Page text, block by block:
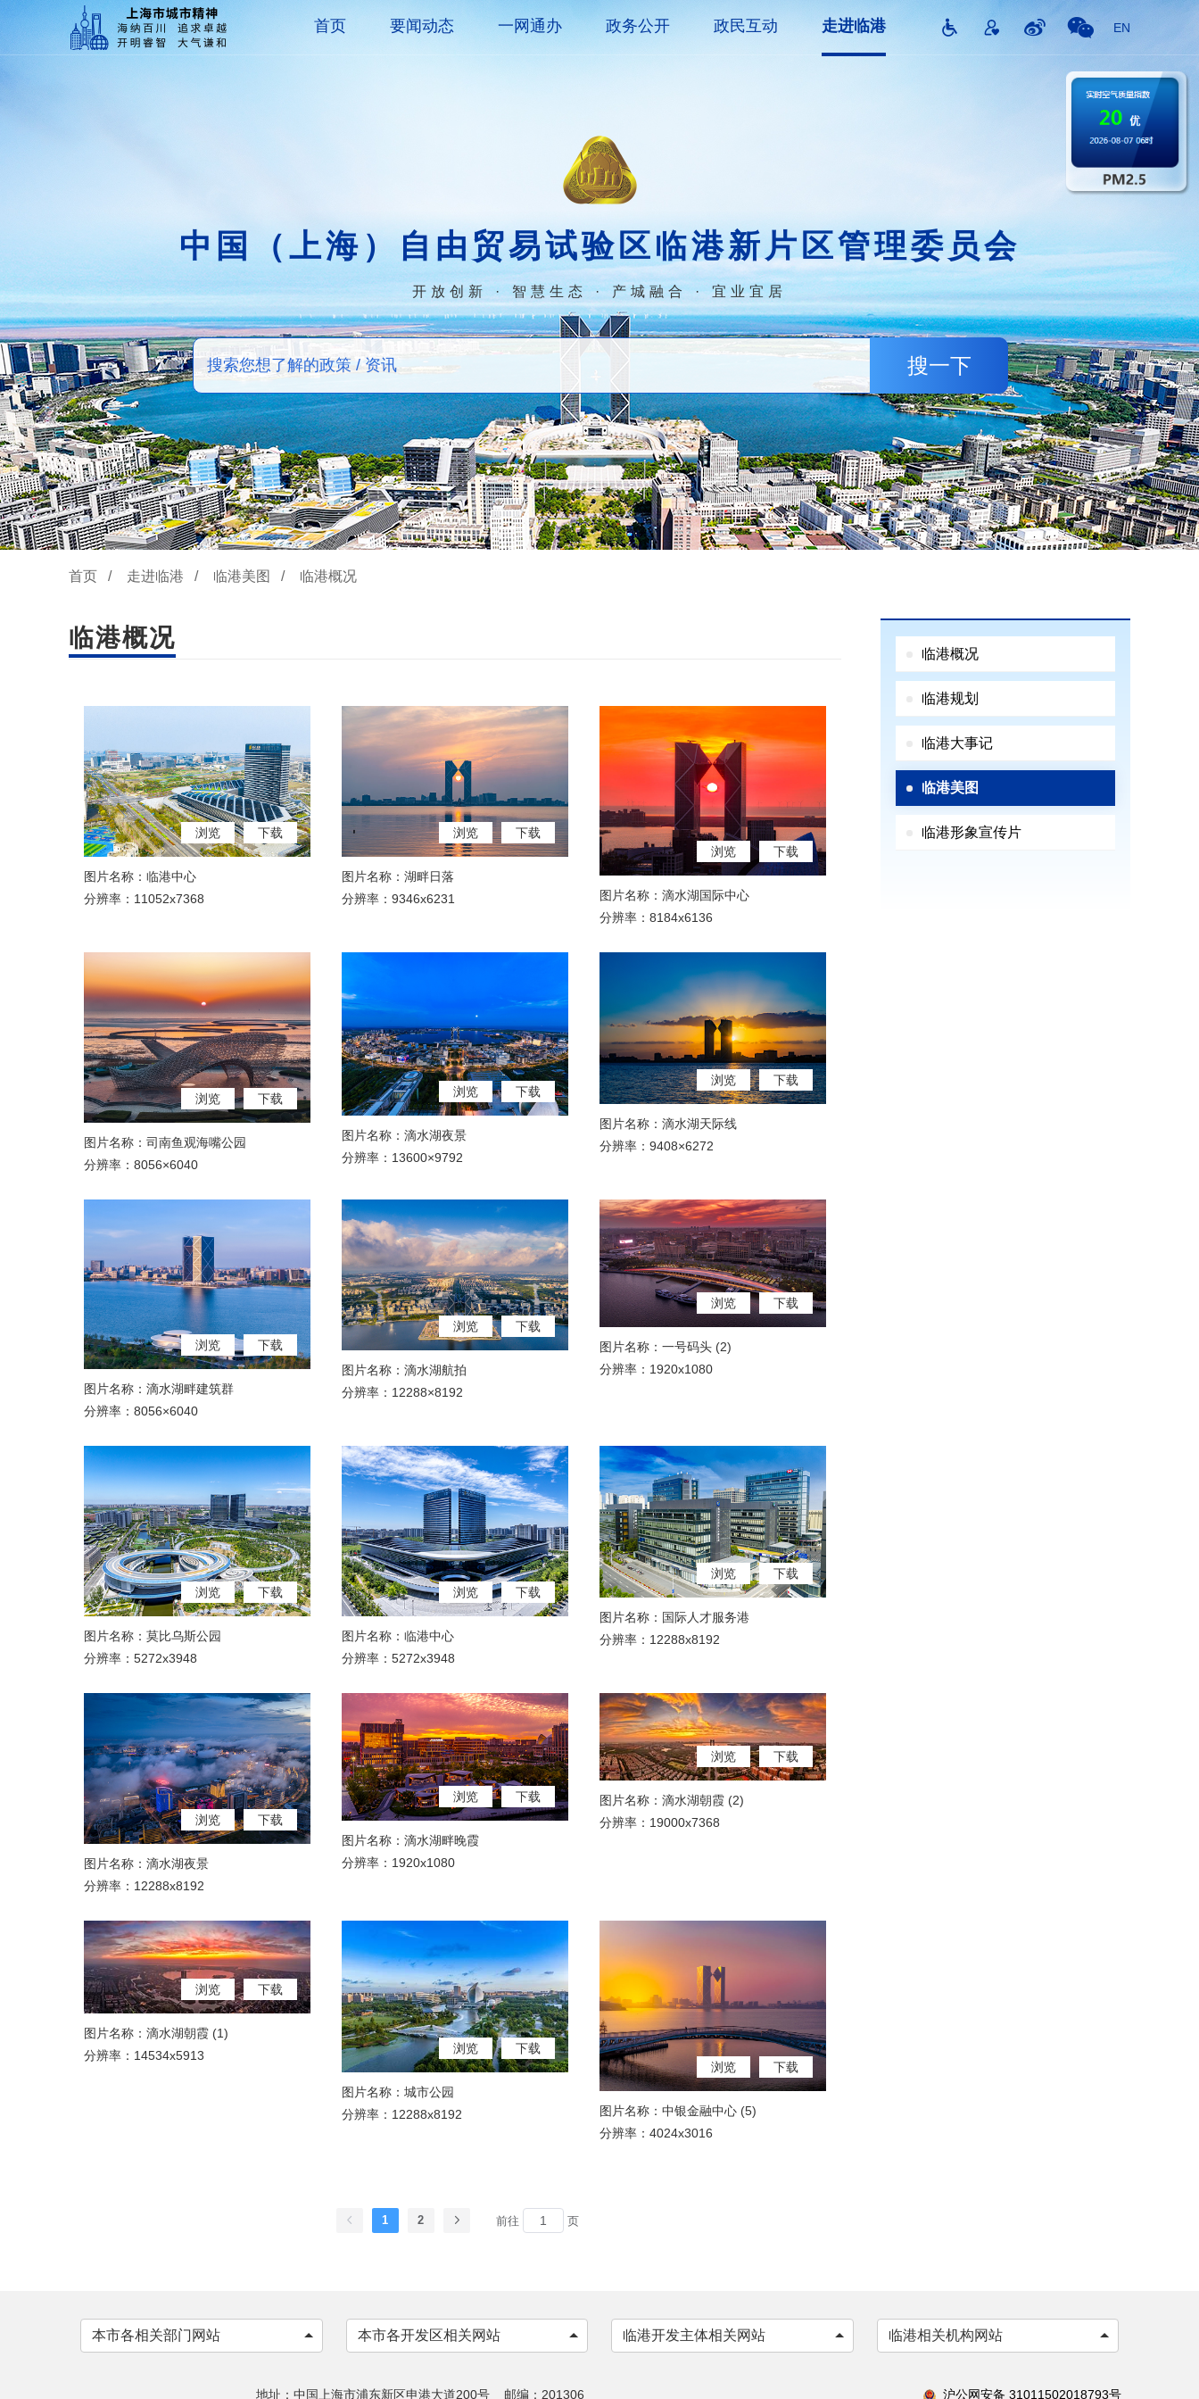
首页 要闻动态 一网通办 政务公开 政民互动 走进临港 EN
中国（上海）自由贸易试验区临港新片区管理委员会
开放创新 · 智慧生态 · 产城融合 · 宜业宜居
首页 / 走进临港 / 临港美图 / 临港概况
临港概况
临港规划
临港大事记
临港美图
临港形象宣传片
临港概况
浏览 下载
图片名称：临港中心
分辨率：11052x7368
浏览 下载
图片名称：湖畔日落
分辨率：9346x6231
浏览 下载
图片名称：滴水湖国际中心
分辨率：8184x6136
浏览 下载
图片名称：司南鱼观海嘴公园
分辨率：8056×6040
浏览 下载
图片名称：滴水湖夜景
分辨率：13600×9792
浏览 下载
图片名称：滴水湖天际线
分辨率：9408×6272
浏览 下载
图片名称：滴水湖畔建筑群
分辨率：8056×6040
浏览 下载
图片名称：滴水湖航拍
分辨率：12288×8192
浏览 下载
图片名称：一号码头 (2)
分辨率：1920x1080
浏览 下载
图片名称：莫比乌斯公园
分辨率：5272x3948
浏览 下载
图片名称：临港中心
分辨率：5272x3948
浏览 下载
图片名称：国际人才服务港
分辨率：12288x8192
浏览 下载
图片名称：滴水湖夜景
分辨率：12288x8192
浏览 下载
图片名称：滴水湖畔晚霞
分辨率：1920x1080
浏览 下载
图片名称：滴水湖朝霞 (2)
分辨率：19000x7368
浏览 下载
图片名称：滴水湖朝霞 (1)
分辨率：14534x5913
浏览 下载
图片名称：城市公园
分辨率：12288x8192
浏览 下载
图片名称：中银金融中心 (5)
分辨率：4024x3016
1 2 前往 页
本市各相关部门网站 本市各开发区相关网站 临港开发主体相关网站 临港相关机构网站
地址：中国上海市浦东新区申港大道200号 邮编：201306 沪公网安备 31011502018793号